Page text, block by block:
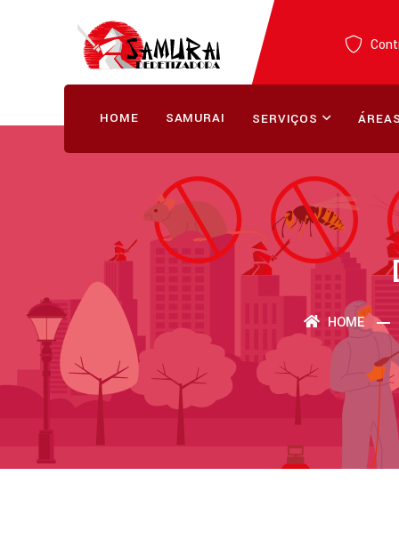
HOME SAMURAI SERVIÇOS
HOME